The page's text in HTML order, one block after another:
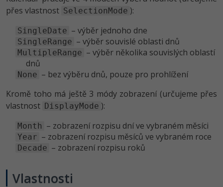
Marketing -30%
WordPress
SEO -30%
UX
Business
Kryptoměny -25%
Copywriting -30%
MS Office
Adobe Illustrator -80%
Adobe Lightroom -30%
Adobe XD -15%
Adobe InDesign -25%
Adobe After Effects
Blender -80%
Inkscape
Fotografování
Kariéra
Pro firmy
přes vlastnost SelectionMode ):
SingleDate – výběr jednoho dne
SingleRange – výběr souvislé oblasti dnů
MultipleRange – výběr několika souvislých oblastí
dnů
None – bez výběru dnů, pouze pro prohlížení
Kromě toho má ještě 3 módy zobrazení (určujeme přes
vlastnost DisplayMode ):
Month – zobrazení rozpisu dní ve vybraném měsíci
Year – zobrazení rozpisu měsíců ve vybraném roce
Decade – zobrazení rozpisu roků
Vlastnosti